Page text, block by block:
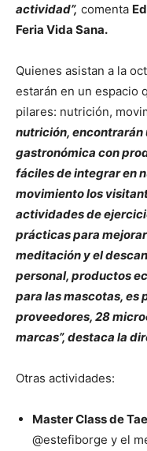
actividad”, comenta
Feria Vida Sana.
Quienes asistan a la
estarán en un espacio
pilares: nutrición,
nutrición, encontrarán
gastronómica con
fáciles de integrar en
movimiento los
actividades de
prácticas para
meditación y el
personal, productos
para las mascotas, es
proveedores, 28
marcas”, destaca la
Otras actividades:
Master Class de
@estefiborge y el